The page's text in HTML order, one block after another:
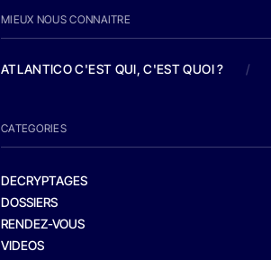
MIEUX NOUS CONNAITRE
ATLANTICO C'EST QUI, C'EST QUOI ? /
CATEGORIES
DECRYPTAGES
DOSSIERS
RENDEZ-VOUS
VIDEOS